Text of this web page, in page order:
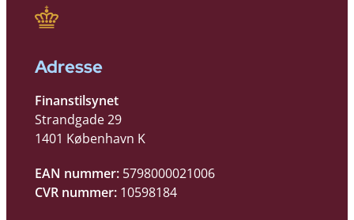
Adresse
Finanstilsynet
Strandgade 29
1401 København K
EAN nummer: 5798000021006
CVR nummer: 10598184